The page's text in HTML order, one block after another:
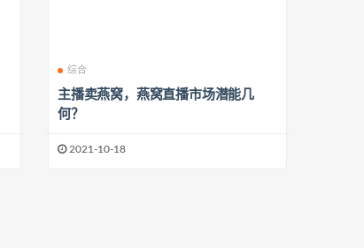
综合
主播卖燕窝，燕窝直播市场潜能几
何？
2021-10-18